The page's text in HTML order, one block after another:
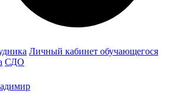
Личный кабинет обучающегося
СДО